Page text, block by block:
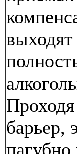
выходят
барьер,
пагубно